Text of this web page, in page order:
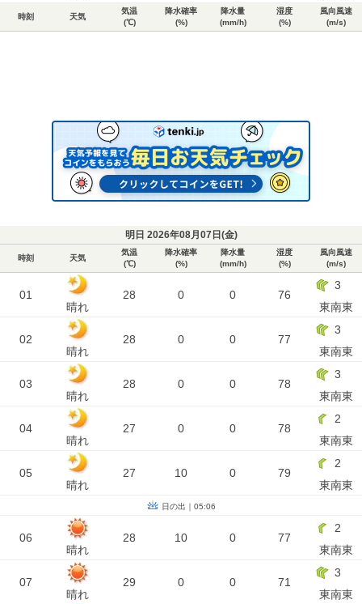
時刻 天気
気温
(℃)
降水確率
(%)
降水量
(mm/h)
湿度
(%)
風向風速
(m/s)
明日 2026年08月07日(金)
時刻 天気
気温
(℃)
降水確率
(%)
降水量
(mm/h)
湿度
(%)
風向風速
(m/s)
01
晴れ
28 0 0 76
3
東南東
02
晴れ
28 0 0 77
3
東南東
03
晴れ
28 0 0 78
3
東南東
04
晴れ
27 0 0 78
2
東南東
05
晴れ
27 10 0 79
2
東南東
日の出｜05:06
06
晴れ
28 10 0 77
2
東南東
07
晴れ
29 0 0 71
3
東南東